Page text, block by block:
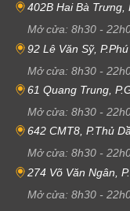
402B Hai Bà Trưng,
Mở cửa: 8h30 -
92 Lê Văn Sỹ,
Mở cửa: 8h30 -
61 Quang Trung,
Mở cửa: 8h30 -
642 CMT8, P.Thủ
Mở cửa: 8h30 -
274 Võ Văn Ngân,
Mở cửa: 8h30 -